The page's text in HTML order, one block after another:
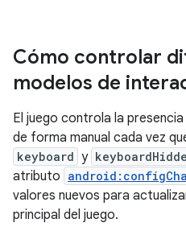
Cómo controlar
modelos de
El juego controla la
de forma manual cada vez
keyboard y
atributo
valores nuevos para
principal del juego.